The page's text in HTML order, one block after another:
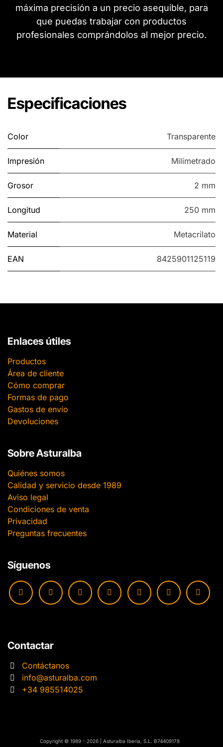
máxima precisión a un precio asequible, para
que puedas trabajar con productos
profesionales comprándolos al mejor precio.
Especificaciones
Color Transparente
Impresión Milimetrado
Grosor 2 mm
Longitud 250 mm
Material Metacrilato
EAN 8425901125119
Enlaces útiles
Productos
Área de cliente
Cómo comprar
Formas de pago
Gastos de envío
Devoluciones
Sobre Asturalba
Quiénes somos
Calidad y servicio desde 1989
Aviso legal
Condiciones de venta
Privacidad
Preguntas frecuentes
Síguenos
Contactar
Contáctanos
info@asturalba.com
+34 985514025
​​Copyright © 1989 - 2026 | Asturalba Iberia, S.L. B74409178